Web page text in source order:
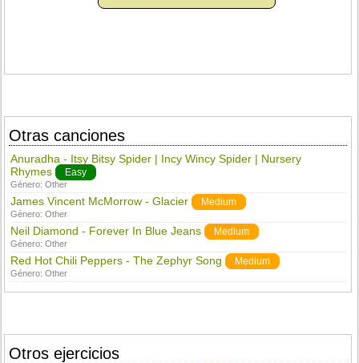
Otras canciones
Anuradha - Itsy Bitsy Spider | Incy Wincy Spider | Nursery
Rhymes
Easy
Género:Other
James Vincent McMorrow - Glacier Medium
Género:Other
Neil Diamond - Forever In Blue Jeans Medium
Género:Other
Red Hot Chili Peppers - The Zephyr Song Medium
Género:Other
Otros ejercicios